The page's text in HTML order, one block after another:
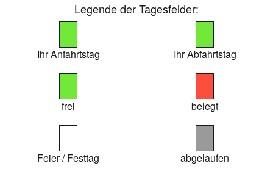
Legende der Tagesfelder:
Ihr Anfahrtstag Ihr Abfahrtstag
frei belegt
Feier-/ Festtag abgelaufen